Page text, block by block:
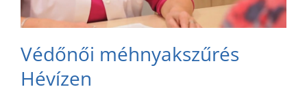
Védőnői méhnyakszűrés
Hévízen